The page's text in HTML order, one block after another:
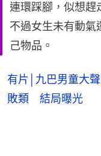
連環踩腳，似想趕
不過女生未有動氣
己物品。
有片│九巴男童大
敗類 結局曝光